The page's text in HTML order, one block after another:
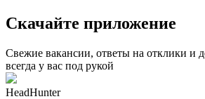
Скачайте приложение
Свежие вакансии, ответы на отклики и
всегда у вас под рукой
HeadHunter